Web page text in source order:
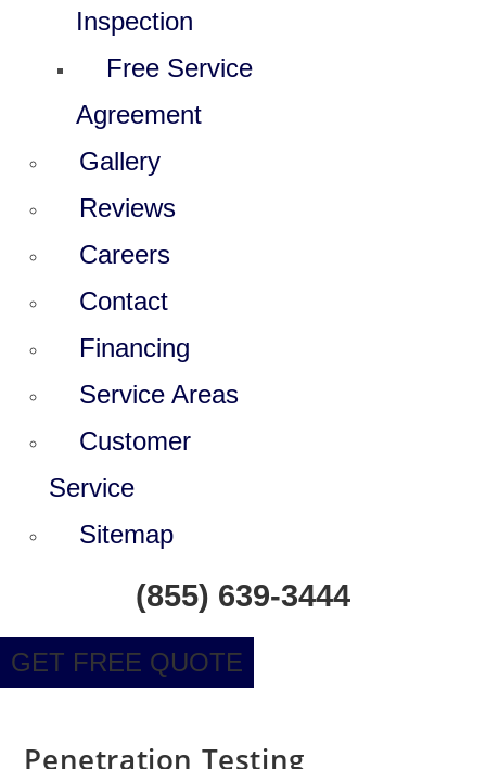
Inspection
Free Service
Agreement
Gallery
Reviews
Careers
Contact
Financing
Service Areas
Customer
Service
Sitemap
(855) 639-3444
GET FREE QUOTE
Penetration Testing